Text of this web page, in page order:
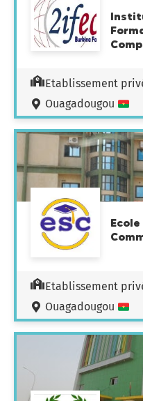
Etablissement
Ouagadougou
Etablissement
Ouagadougou